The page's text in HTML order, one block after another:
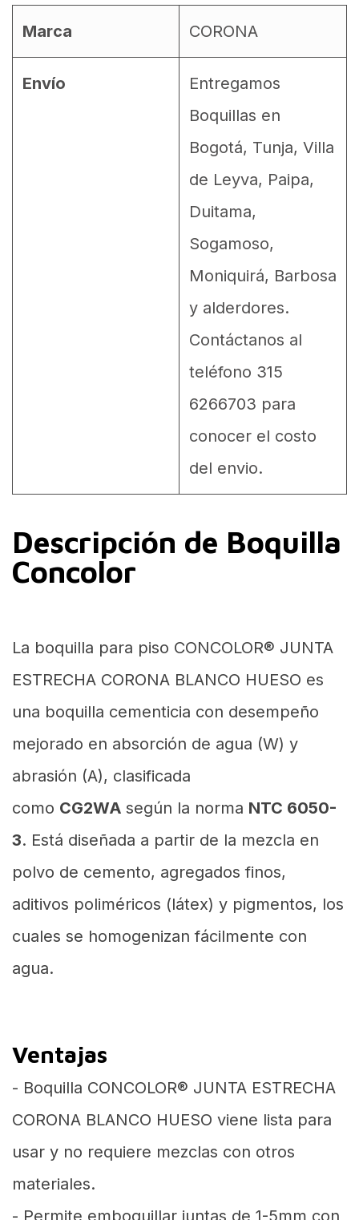
Marca CORONA
Envío
Entregamos
Boquillas en
Bogotá, Tunja, Villa
de Leyva, Paipa,
Duitama,
Sogamoso,
Moniquirá, Barbosa
y alderdores.
Contáctanos al
teléfono 315
6266703 para
conocer el costo
del envio.
Descripción de Boquilla
Concolor
La boquilla para piso CONCOLOR® JUNTA
ESTRECHA CORONA BLANCO HUESO es
una boquilla cementicia con desempeño
mejorado en absorción de agua (W) y
abrasión (A), clasificada
como CG2WA según la norma NTC 6050-
3. Está diseñada a partir de la mezcla en
polvo de cemento, agregados finos,
aditivos poliméricos (látex) y pigmentos, los
cuales se homogenizan fácilmente con
agua.
Ventajas
- Boquilla CONCOLOR® JUNTA ESTRECHA
CORONA BLANCO HUESO viene lista para
usar y no requiere mezclas con otros
materiales.
- Permite emboquillar juntas de 1-5mm con